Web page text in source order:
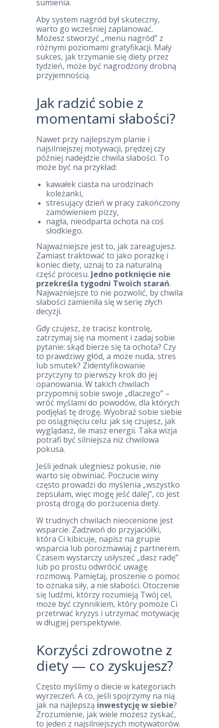
sumienia.
Aby system nagród był skuteczny,
warto go wcześniej zaplanować.
Możesz stworzyć „menu nagród” z
różnymi poziomami gratyfikacji. Mały
sukces, jak trzymanie się diety przez
tydzień, może być nagrodzony drobną
przyjemnością.
Jak radzić sobie z
momentami słabości?
Nawet przy najlepszym planie i
najsilniejszej motywacji, prędzej czy
później nadejdzie chwila słabości. To
może być na przykład:
kawałek ciasta na urodzinach
koleżanki,
stresujący dzień w pracy zakończony
zamówieniem pizzy,
nagła, nieodparta ochota na coś
słodkiego.
Najważniejsze jest to, jak zareagujesz.
Zamiast traktować to jako porażkę i
koniec diety, uznaj to za naturalną
część procesu. Jedno potknięcie nie
przekreśla tygodni Twoich starań.
Najważniejsze to nie pozwolić, by chwila
słabości zamieniła się w serię złych
decyzji.
Gdy czujesz, że tracisz kontrolę,
zatrzymaj się na moment i zadaj sobie
pytanie: skąd bierze się ta ochota? Czy
to prawdziwy głód, a może nuda, stres
lub smutek? Zidentyfikowanie
przyczyny to pierwszy krok do jej
opanowania. W takich chwilach
przypomnij sobie swoje „dlaczego” –
wróć myślami do powodów, dla których
podjęłaś tę drogę. Wyobraź sobie siebie
po osiągnięciu celu: jak się czujesz, jak
wyglądasz, ile masz energii. Taka wizja
potrafi być silniejsza niż chwilowa
pokusa.
Jeśli jednak ulegniesz pokusie, nie
warto się obwiniać. Poczucie winy
często prowadzi do myślenia „wszystko
zepsułam, więc mogę jeść dalej”, co jest
prostą drogą do porzucenia diety.
W trudnych chwilach nieocenione jest
wsparcie. Zadzwoń do przyjaciółki,
która Ci kibicuje, napisz na grupie
wsparcia lub porozmawiaj z partnerem.
Czasem wystarczy usłyszeć „dasz radę”
lub po prostu odwrócić uwagę
rozmową. Pamiętaj, proszenie o pomoc
to oznaka siły, a nie słabości. Otoczenie
się ludźmi, którzy rozumieją Twój cel,
może być czynnikiem, który pomoże Ci
przetrwać kryzys i utrzymać motywację
w długiej perspektywie.
Korzyści zdrowotne z
diety — co zyskujesz?
Często myślimy o diecie w kategoriach
wyrzeczeń. A co, jeśli spojrzymy na nią
jak na najlepszą inwestycję w siebie?
Zrozumienie, jak wiele możesz zyskać,
to jeden z najsilniejszych motywatorów.